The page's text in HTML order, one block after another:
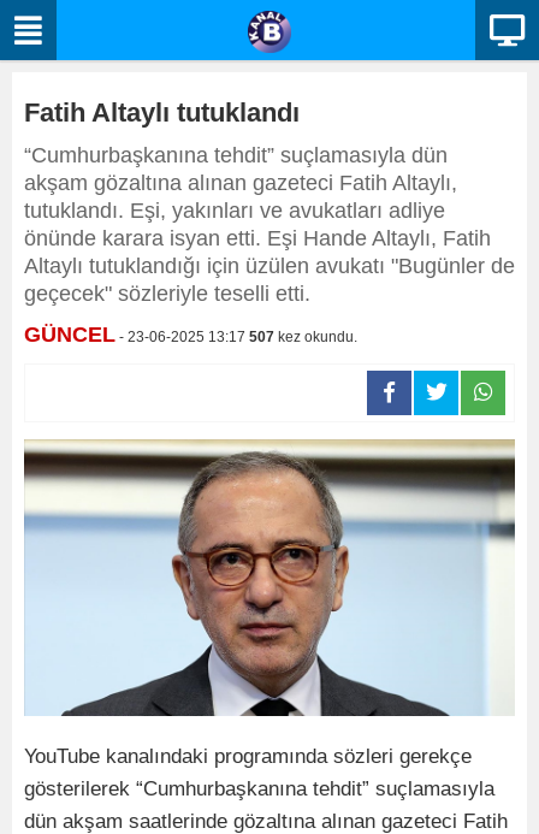
Fatih Altaylı tutuklandı
“Cumhurbaşkanına tehdit” suçlamasıyla dün
akşam gözaltına alınan gazeteci Fatih Altaylı,
tutuklandı. Eşi, yakınları ve avukatları adliye
önünde karara isyan etti. Eşi Hande Altaylı, Fatih
Altaylı tutuklandığı için üzülen avukatı "Bugünler de
geçecek" sözleriyle teselli etti.
GÜNCEL - 23-06-2025 13:17 507 kez okundu.
YouTube kanalındaki programında sözleri gerekçe
gösterilerek “Cumhurbaşkanına tehdit” suçlamasıyla
dün akşam saatlerinde gözaltına alınan gazeteci Fatih